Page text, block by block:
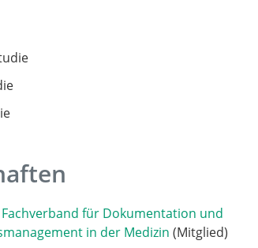
für Dokumentation und
in der Medizin (Mitglied)